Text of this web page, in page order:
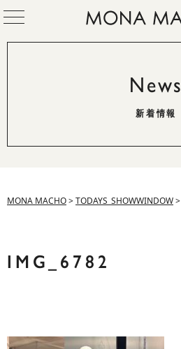
News
新着情報
MONA MACHO>TODAYS_SHOWWINDOW>
IMG_6782